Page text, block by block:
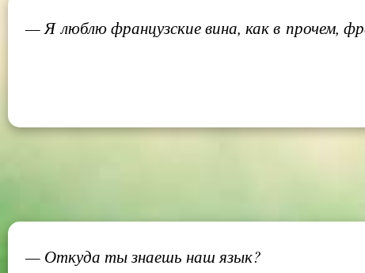
— Я люблю французские вина, как в прочем,
— Откуда ты знаешь наш язык?